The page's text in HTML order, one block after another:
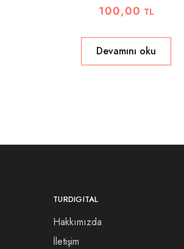
100,00 TL
Devamını oku
TURDIGITAL
Hakkımızda
İletişim